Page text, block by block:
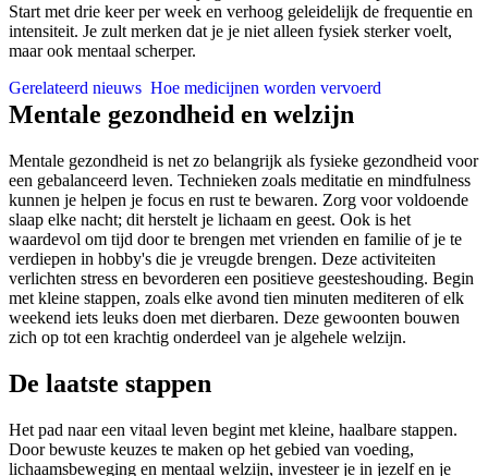
Start met drie keer per week en verhoog geleidelijk de frequentie en
intensiteit. Je zult merken dat je je niet alleen fysiek sterker voelt,
maar ook mentaal scherper.
Gerelateerd nieuws Hoe medicijnen worden vervoerd
Mentale gezondheid en welzijn
Mentale gezondheid is net zo belangrijk als fysieke gezondheid voor
een gebalanceerd leven. Technieken zoals meditatie en mindfulness
kunnen je helpen je focus en rust te bewaren. Zorg voor voldoende
slaap elke nacht; dit herstelt je lichaam en geest. Ook is het
waardevol om tijd door te brengen met vrienden en familie of je te
verdiepen in hobby's die je vreugde brengen. Deze activiteiten
verlichten stress en bevorderen een positieve geesteshouding. Begin
met kleine stappen, zoals elke avond tien minuten mediteren of elk
weekend iets leuks doen met dierbaren. Deze gewoonten bouwen
zich op tot een krachtig onderdeel van je algehele welzijn.
De laatste stappen
Het pad naar een vitaal leven begint met kleine, haalbare stappen.
Door bewuste keuzes te maken op het gebied van voeding,
lichaamsbeweging en mentaal welzijn, investeer je in jezelf en je